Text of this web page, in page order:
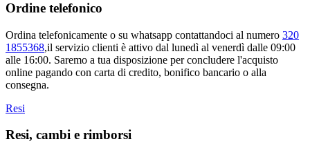
Ordine telefonico
Ordina telefonicamente o su whatsapp contattandoci al numero 320
1855368,il servizio clienti è attivo dal lunedì al venerdì dalle 09:00
alle 16:00. Saremo a tua disposizione per concludere l'acquisto
online pagando con carta di credito, bonifico bancario o alla
consegna.
Resi
Resi, cambi e rimborsi